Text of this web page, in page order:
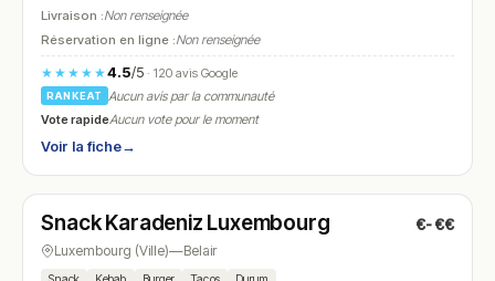
Livraison :Non renseignée
Réservation en ligne :Non renseignée
★★★★★4.5/5· 120 avis Google
RANKEAT
Aucun avis par la communauté
Vote rapideAucun vote pour le moment
Voir la fiche→
N° 15
Snack Karadeniz Luxembourg €-€€
Luxembourg (Ville)—Belair